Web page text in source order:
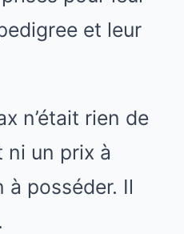
et leur
n’était rien de
ni un prix à
à posséder. Il